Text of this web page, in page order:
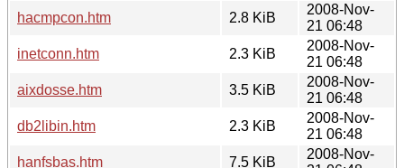
hacmpcon.htm
2.8 KiB
2008-Nov-
21 06:48
inetconn.htm
2.3 KiB
2008-Nov-
21 06:48
aixdosse.htm
3.5 KiB
2008-Nov-
21 06:48
db2libin.htm
2.3 KiB
2008-Nov-
21 06:48
hanfsbas.htm
7.5 KiB
2008-Nov-